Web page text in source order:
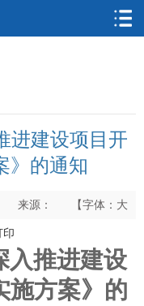
进建设项目开
》的通知
来源： 【字体： 大
印
入推进建设
施方案》的